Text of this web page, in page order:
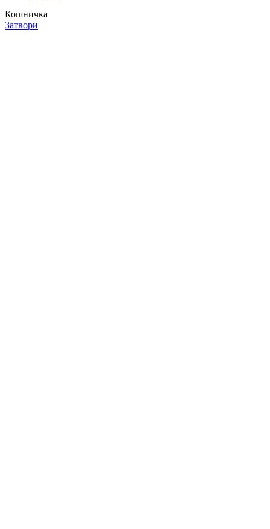
Кошничка
Затвори